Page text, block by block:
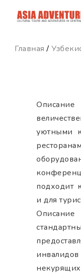
hotel_id
Главная /
уютными
подходит
и для